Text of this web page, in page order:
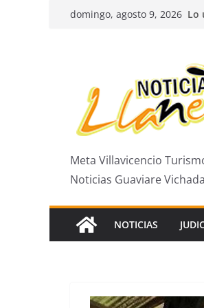
Saltardomingo, agosto 9, 2026 Lo
Meta Villavicencio
Noticias Guaviare Vichada
NOTICIAS